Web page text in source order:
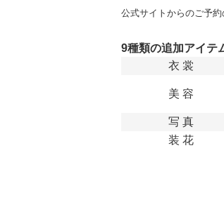
公式サイトからのご予
9種類の追加アイテ
衣 裳
美 容
写 真
装 花